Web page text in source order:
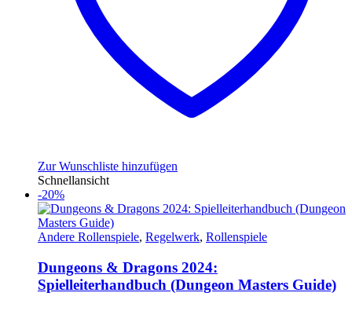
Zur Wunschliste hinzufügen
Schnellansicht
-20%
Andere Rollenspiele, Regelwerk, Rollenspiele
Dungeons & Dragons 2024:
Spielleiterhandbuch (Dungeon Masters Guide)